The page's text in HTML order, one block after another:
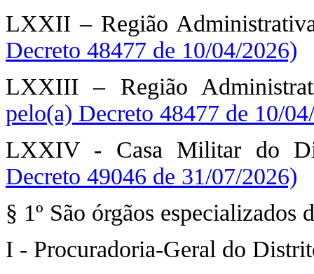
LXXII – Região
Decreto 48477 de 10/04/2026)
LXXIII – Região
pelo(a) Decreto 48477 de 10/
LXXIV - Casa Militar do
Decreto 49046 de 31/07/2026)
§ 1º São órgãos especializados
I - Procuradoria-Geral do